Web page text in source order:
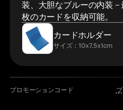
装、大胆なブルーの内装 –
枚のカードを収納可能。
カードホルダー
サイズ：10x7.5x1cm
プロモーションコード